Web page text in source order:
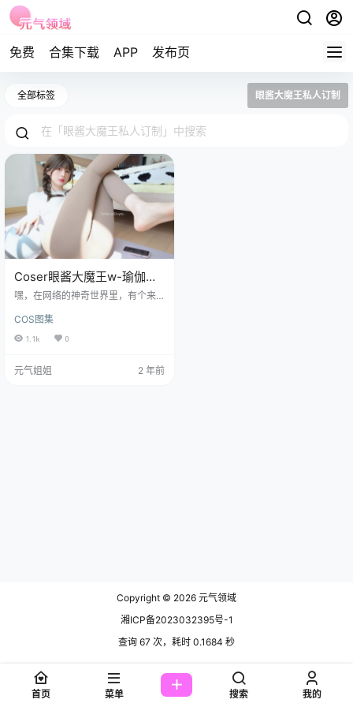
免费 合集下载 APP 发布页
全部标签 眼酱大魔王私人订制
Coser眼酱大魔王w-瑜伽服
[32P-160MB]
嘿，在网络的神奇世界里，有个来
大魔王w啦！这姑娘出生于1999
年，简直就是个小仙女下凡。 免费
蛋漂亮得像朵花，身材还修长修长
COS图集
1.1k 0
元气姐姐 2 年前
Copyright © 2026 元气领域
湘ICP备2023032395号-1
查询 67 次，耗时 0.1684 秒
首页 菜单 搜索 我的